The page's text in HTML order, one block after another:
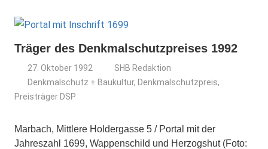
Träger des Denkmalschutzpreises 1992
27. Oktober 1992
SHB Redaktion
Denkmalschutz + Baukultur, Denkmalschutzpreis,
Preisträger DSP
Marbach, Mittlere Holdergasse 5 / Portal mit der
Jahreszahl 1699, Wappenschild und Herzogshut (Foto: